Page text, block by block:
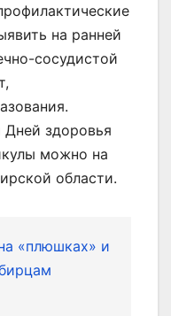
на ранней
сосудистой
здоровья
можно на
области.
«плюшках» и